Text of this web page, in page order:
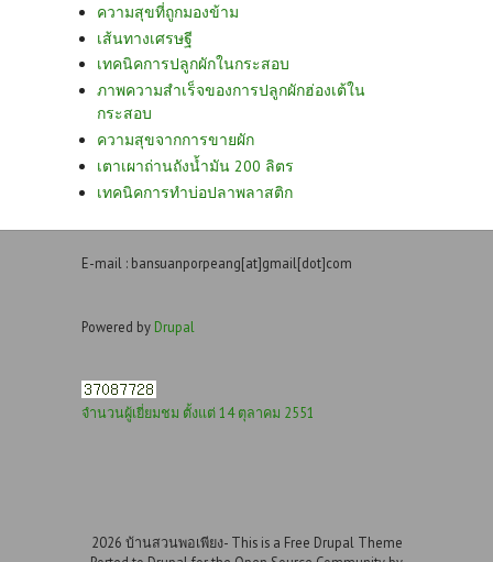
ความสุขที่ถูกมองข้าม
เส้นทางเศรษฐี
เทคนิคการปลูกผักในกระสอบ
ภาพความสำเร็จของการปลูกผักฮ่องเต้ใน
กระสอบ
ความสุขจากการขายผัก
เตาเผาถ่านถังน้ำมัน 200 ลิตร
เทคนิคการทำบ่อปลาพลาสติก
E-mail : bansuanporpeang[at]gmail[dot]com
Powered by Drupal
จำนวนผู้เยี่ยมชม ตั้งแต่ 14 ตุลาคม 2551
2026 บ้านสวนพอเพียง- This is a Free Drupal Theme